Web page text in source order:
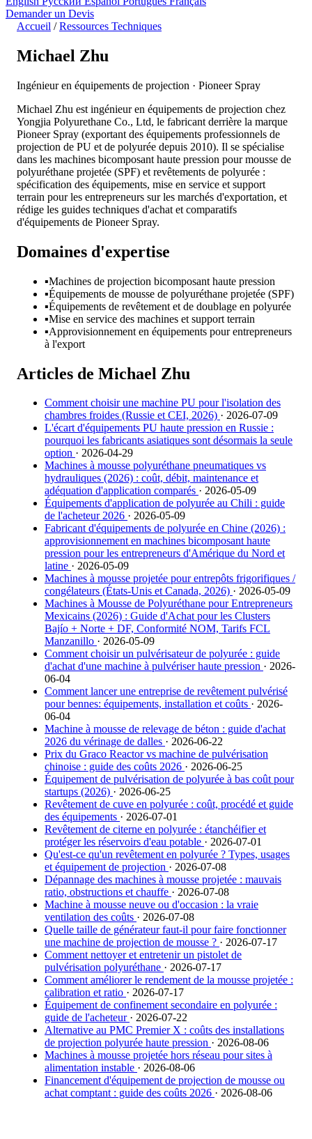
Demander un Devis
Accueil / Ressources Techniques
Michael Zhu
Ingénieur en équipements de projection · Pioneer Spray
Michael Zhu est ingénieur en équipements de projection chez
Yongjia Polyurethane Co., Ltd, le fabricant derrière la marque
Pioneer Spray (exportant des équipements professionnels de
projection de PU et de polyurée depuis 2010). Il se spécialise
dans les machines bicomposant haute pression pour mousse de
polyuréthane projetée (SPF) et revêtements de polyurée :
spécification des équipements, mise en service et support
terrain pour les entrepreneurs sur les marchés d'exportation, et
rédige les guides techniques d'achat et comparatifs
d'équipements de Pioneer Spray.
Domaines d'expertise
▪Machines de projection bicomposant haute pression
▪Équipements de mousse de polyuréthane projetée (SPF)
▪Équipements de revêtement et de doublage en polyurée
▪Mise en service des machines et support terrain
▪Approvisionnement en équipements pour entrepreneurs
à l'export
Articles de Michael Zhu
Comment choisir une machine PU pour l'isolation des
chambres froides (Russie et CEI, 2026) · 2026-07-09
L'écart d'équipements PU haute pression en Russie :
pourquoi les fabricants asiatiques sont désormais la seule
option · 2026-04-29
Machines à mousse polyuréthane pneumatiques vs
hydrauliques (2026) : coût, débit, maintenance et
adéquation d'application comparés · 2026-05-09
Équipements d'application de polyurée au Chili : guide
de l'acheteur 2026 · 2026-05-09
Fabricant d'équipements de polyurée en Chine (2026) :
approvisionnement en machines bicomposant haute
pression pour les entrepreneurs d'Amérique du Nord et
latine · 2026-05-09
Machines à mousse projetée pour entrepôts frigorifiques /
congélateurs (États-Unis et Canada, 2026) · 2026-05-09
Machines à Mousse de Polyuréthane pour Entrepreneurs
Mexicains (2026) : Guide d'Achat pour les Clusters
Bajío + Norte + DF, Conformité NOM, Tarifs FCL
Manzanillo · 2026-05-09
Comment choisir un pulvérisateur de polyurée : guide
d'achat d'une machine à pulvériser haute pression · 2026-
06-04
Comment lancer une entreprise de revêtement pulvérisé
pour bennes: équipements, installation et coûts · 2026-
06-04
Machine à mousse de relevage de béton : guide d'achat
2026 du vérinage de dalles · 2026-06-22
Prix du Graco Reactor vs machine de pulvérisation
chinoise : guide des coûts 2026 · 2026-06-25
Équipement de pulvérisation de polyurée à bas coût pour
startups (2026) · 2026-06-25
Revêtement de cuve en polyurée : coût, procédé et guide
des équipements · 2026-07-01
Revêtement de citerne en polyurée : étanchéifier et
protéger les réservoirs d'eau potable · 2026-07-01
Qu'est-ce qu'un revêtement en polyurée ? Types, usages
et équipement de projection · 2026-07-08
Dépannage des machines à mousse projetée : mauvais
ratio, obstructions et chauffe · 2026-07-08
Machine à mousse neuve ou d'occasion : la vraie
ventilation des coûts · 2026-07-08
Quelle taille de générateur faut-il pour faire fonctionner
une machine de projection de mousse ? · 2026-07-17
Comment nettoyer et entretenir un pistolet de
pulvérisation polyuréthane · 2026-07-17
Comment améliorer le rendement de la mousse projetée :
calibration et ratio · 2026-07-17
Équipement de confinement secondaire en polyurée :
guide de l'acheteur · 2026-07-22
Alternative au PMC Premier X : coûts des installations
de projection polyurée haute pression · 2026-08-06
Machines à mousse projetée hors réseau pour sites à
alimentation instable · 2026-08-06
Financement d'équipement de projection de mousse ou
achat comptant : guide des coûts 2026 · 2026-08-06